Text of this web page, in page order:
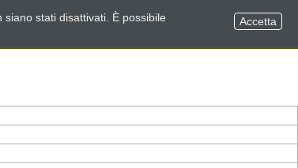
siano stati disattivati. È possibile
Accetta